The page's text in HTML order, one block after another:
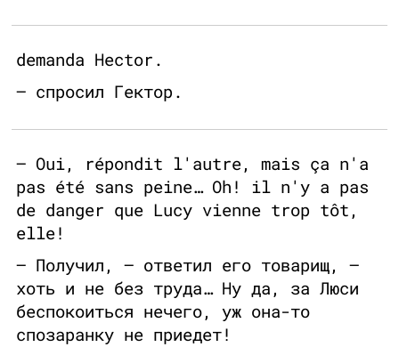
demanda Hector.
— спросил Гектор.
— Oui, répondit l'autre, mais ça n'a
pas été sans peine… Oh! il n'y a pas
de danger que Lucy vienne trop tôt,
elle!
— Получил, — ответил его товарищ, —
хоть и не без труда… Ну да, за Люси
беспокоиться нечего, уж она-то
спозаранку не приедет!